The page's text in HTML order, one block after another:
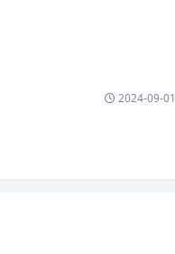
2024-09-01